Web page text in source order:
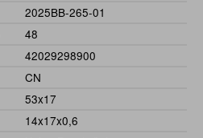
2025BB-265-01
48
42029298900
CN
53x17
14x17x0,6